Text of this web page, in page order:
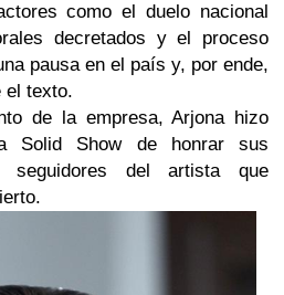
como el duelo nacional
decretados y el proceso
pausa en el país y, por ende,
el texto.
de la empresa, Arjona hizo
Solid Show de honrar sus
seguidores del artista que